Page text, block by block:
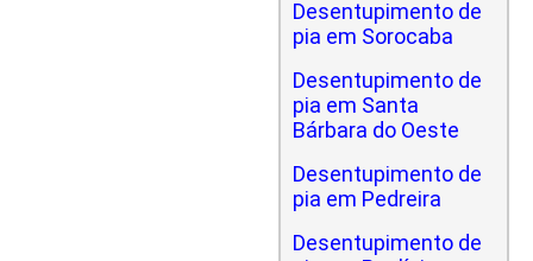
Desentupimento de
pia em Sorocaba
Desentupimento de
pia em Santa
Bárbara do Oeste
Desentupimento de
pia em Pedreira
Desentupimento de